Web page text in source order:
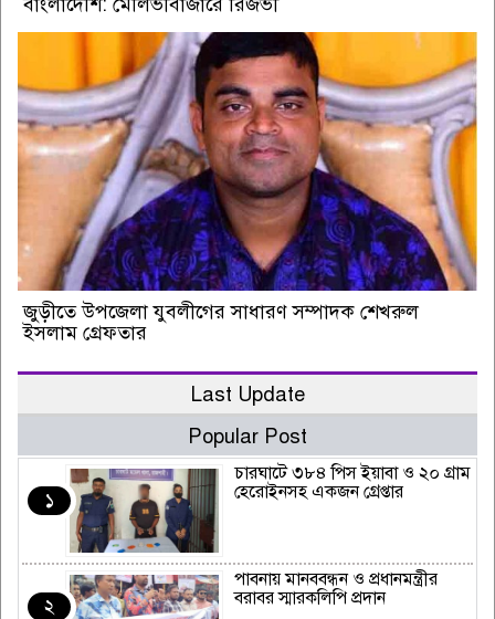
জুড়ীতে উপজেলা যুবলীগের সাধারণ সম্পাদক শেখরুল
ইসলাম গ্রেফতার
Last Update
Popular Post
১
চারঘাটে ৩৮৪ পিস ইয়াবা ও ২০ গ্রাম
হেরোইনসহ একজন গ্রেপ্তার
২
পাবনায় মানববন্ধন ও প্রধানমন্ত্রীর
বরাবর স্মারকলিপি প্রদান